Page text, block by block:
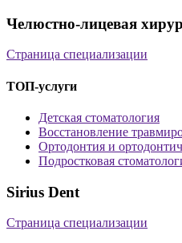
Челюстно-лицевая
Страница специализации
ТОП-услуги
Детская стоматология
Восстановление
Ортодонтия и
Подростковая
Sirius Dent
Страница специализации